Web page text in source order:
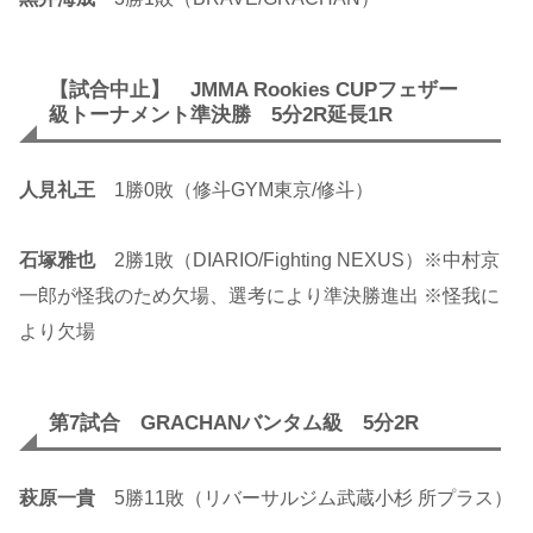
【試合中止】 JMMA Rookies CUPフェザー
級トーナメント準決勝 5分2R延長1R
人見礼王 1勝0敗（修斗GYM東京/修斗）
石塚雅也2勝1敗（DIARIO/Fighting NEXUS）※中村京
一郎が怪我のため欠場、選考により準決勝進出 ※怪我に
より欠場
第7試合 GRACHANバンタム級 5分2R
萩原一貴 5勝11敗（リバーサルジム武蔵小杉 所プラス）